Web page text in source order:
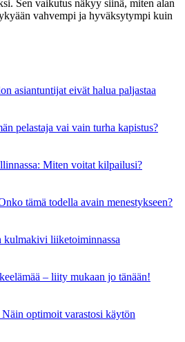
Sen vaikutus näkyy siinä, miten alan
vahvempi ja hyväksytympi kuin
asiantuntijat eivät halua paljastaa
pelastaja vai vain turha kapistus?
Miten voitat kilpailusi?
tämä todella avain menestykseen?
kulmakivi liiketoiminnassa
– liity mukaan jo tänään!
optimoit varastosi käytön